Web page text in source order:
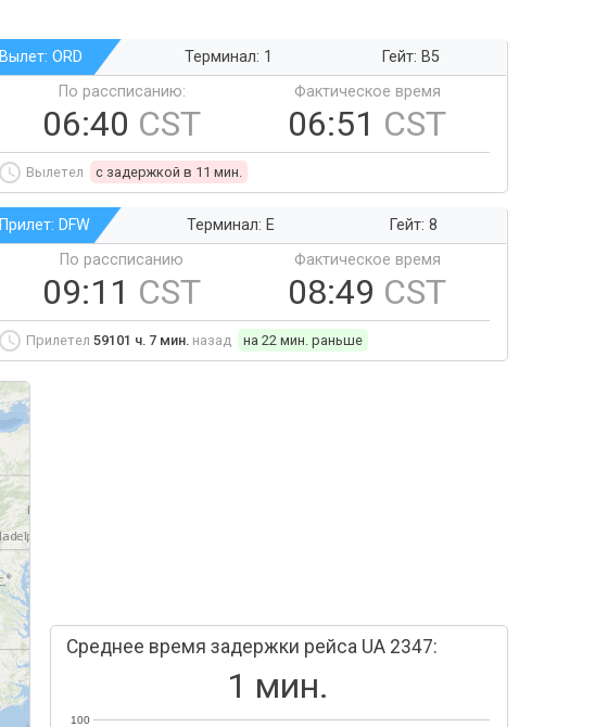
Вылет: ORD Терминал: 1
Гейт: B5
По рассписанию:
06:40 CST
Фактическое время
06:51 CST
Вылетел c задержкой в 11 мин.
Прилет: DFW Терминал: E
Гейт: 8
По рассписанию
09:11 CST
Фактическое время
08:49 CST
Прилетел 59101 ч. 7 мин. назад на 22 мин. раньше
Среднее время задержки рейса UA 2347:
1 мин.
100